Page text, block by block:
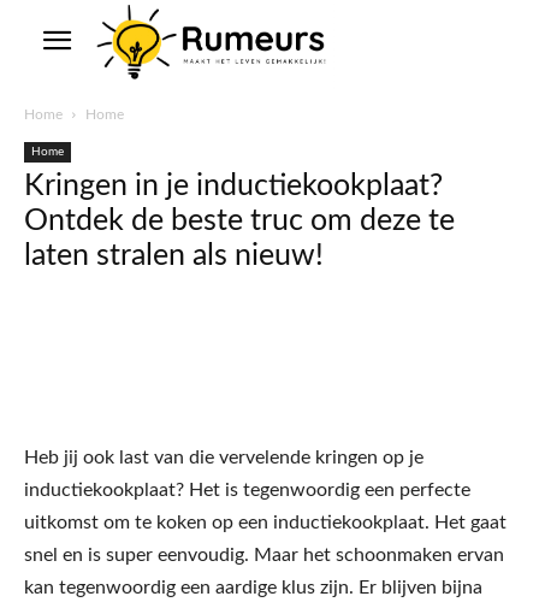
Home Home
Home
Kringen in je inductiekookplaat?
Ontdek de beste truc om deze te
laten stralen als nieuw!
Heb jij ook last van die vervelende kringen op je
inductiekookplaat? Het is tegenwoordig een perfecte
uitkomst om te koken op een inductiekookplaat. Het gaat
snel en is super eenvoudig. Maar het schoonmaken ervan
kan tegenwoordig een aardige klus zijn. Er blijven bijna